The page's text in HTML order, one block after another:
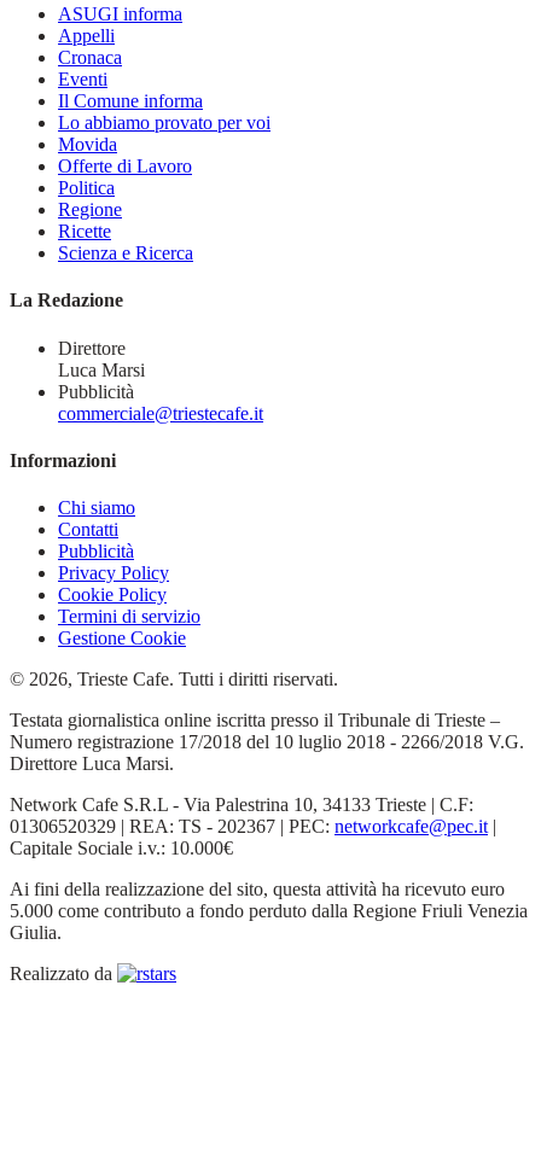
ASUGI informa
Appelli
Cronaca
Eventi
Il Comune informa
Lo abbiamo provato per voi
Movida
Offerte di Lavoro
Politica
Regione
Ricette
Scienza e Ricerca
La Redazione
Direttore
Luca Marsi
Pubblicità
commerciale@triestecafe.it
Informazioni
Chi siamo
Contatti
Pubblicità
Privacy Policy
Cookie Policy
Termini di servizio
Gestione Cookie
© 2026, Trieste Cafe. Tutti i diritti riservati.
Testata giornalistica online iscritta presso il Tribunale di Trieste –
Numero registrazione 17/2018 del 10 luglio 2018 - 2266/2018 V.G.
Direttore Luca Marsi.
Network Cafe S.R.L - Via Palestrina 10, 34133 Trieste | C.F:
01306520329 | REA: TS - 202367 | PEC: networkcafe@pec.it |
Capitale Sociale i.v.: 10.000€
Ai fini della realizzazione del sito, questa attività ha ricevuto euro
5.000 come contributo a fondo perduto dalla Regione Friuli Venezia
Giulia.
Realizzato da